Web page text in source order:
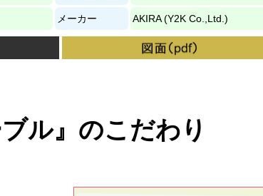
メーカー AKIRA (Y2K Co.,Ltd.)